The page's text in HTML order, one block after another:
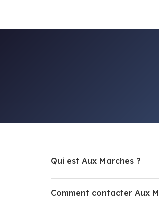
Qui est Aux Marches ?
Comment contacter Aux